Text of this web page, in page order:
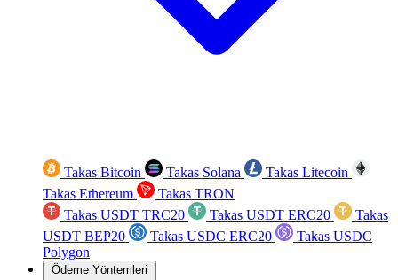
Takas Bitcoin Takas Solana
Takas Litecoin
Takas Ethereum
Takas TRON
Takas USDT TRC20
Takas USDT ERC20
Takas
USDT BEP20
Takas USDC ERC20
Takas USDC
Polygon
Ödeme Yöntemleri